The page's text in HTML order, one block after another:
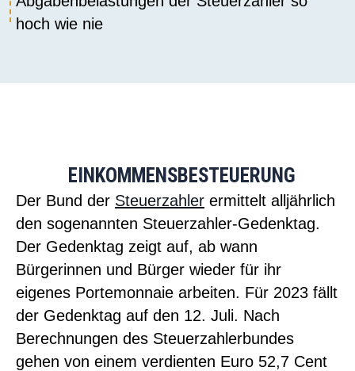
hoch wie nie
EINKOMMENSBESTEUERUNG
Der Bund der Steuerzahler ermittelt alljährlich
den sogenannten Steuerzahler-Gedenktag.
Der Gedenktag zeigt auf, ab wann
Bürgerinnen und Bürger wieder für ihr
eigenes Portemonnaie arbeiten. Für 2023 fällt
der Gedenktag auf den 12. Juli. Nach
Berechnungen des Steuerzahlerbundes
gehen von einem verdienten Euro 52,7 Cent